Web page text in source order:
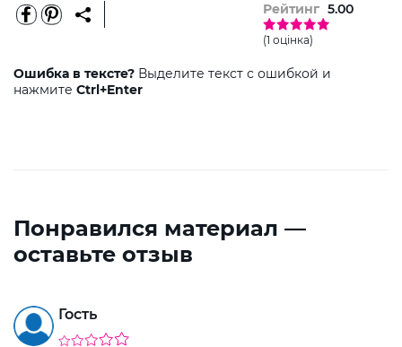
Рейтинг 5.00
(1 оцінка)
Ошибка в тексте? Выделите текст с ошибкой и
нажмите Ctrl+Enter
Понравился материал —
оставьте отзыв
Гость